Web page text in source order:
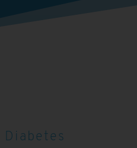
Diabetes